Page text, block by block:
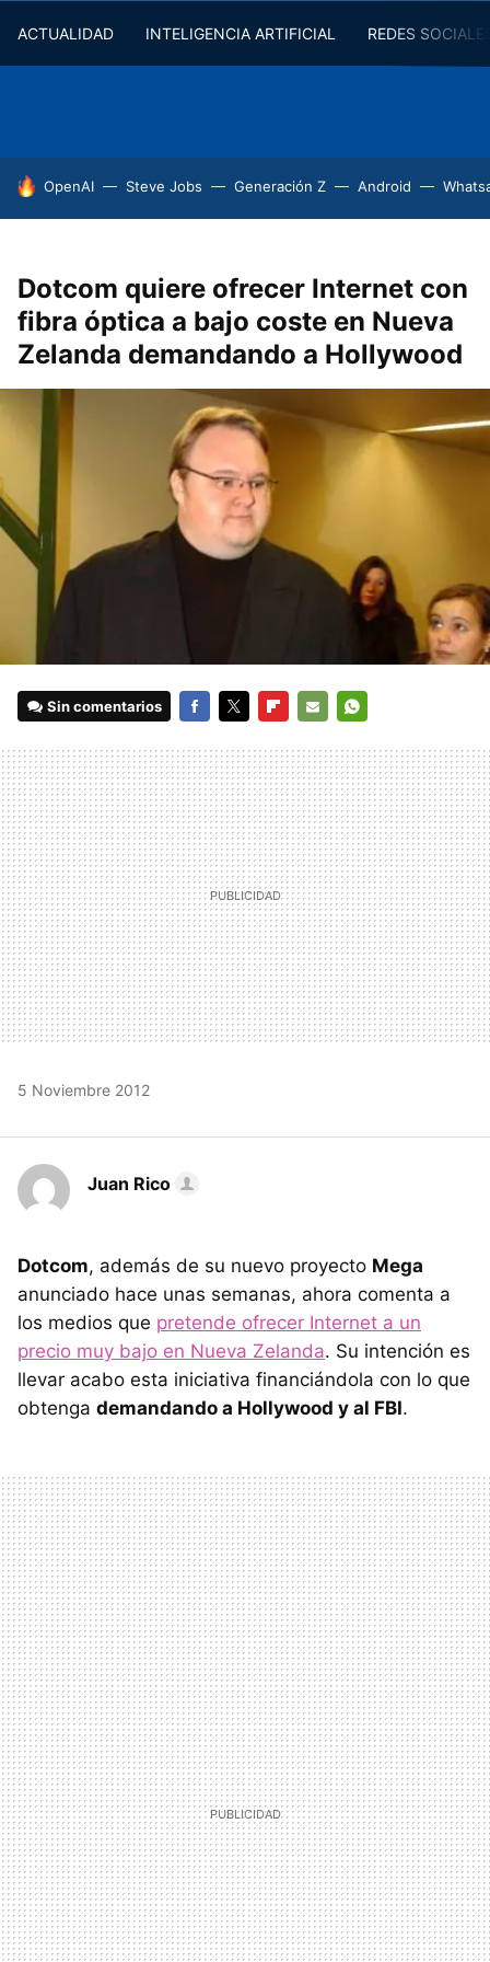
ACTUALIDAD INTELIGENCIA ARTIFICIAL REDES
HOY SE HABLA DE
OpenAI Steve Jobs Generación Z Android
Dotcom quiere ofrecer Internet con
fibra óptica a bajo coste en Nueva
Zelanda demandando a Hollywood
Sin comentarios
MAIL
5 Noviembre 2012
Juan Rico
Dotcom, además de su nuevo proyecto Mega
anunciado hace unas semanas, ahora comenta a
los medios que pretende ofrecer Internet a un
precio muy bajo en Nueva Zelanda. Su intención es
llevar acabo esta iniciativa financiándola con lo que
obtenga demandando a Hollywood y al FBI.